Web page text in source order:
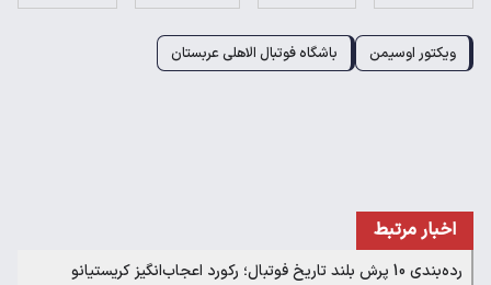
ویکتور اوسیمن باشگاه فوتبال الاهلی عربستان
اخبار مرتبط
رده‌بندی 10 پرش بلند تاریخ فوتبال؛ رکورد اعجاب‌انگیز کریستیانو